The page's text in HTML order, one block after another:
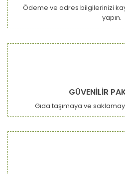
Ödeme ve adres bilgilerinizi
yapın.
GÜVENİLİR
Gıda taşımaya ve